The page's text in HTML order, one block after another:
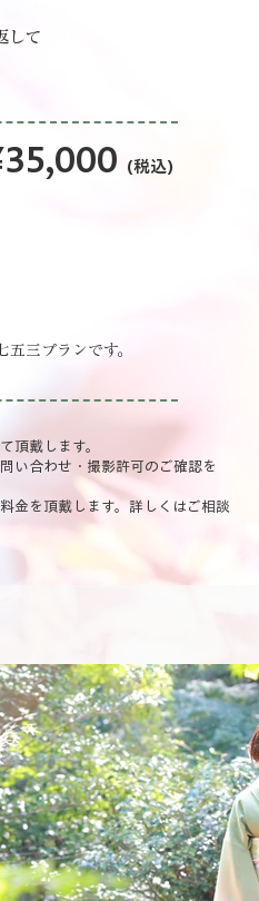
して
(税込)
三プランです。
頂戴します。​
い合わせ・撮影許可のご確認を
金を頂戴します。詳しくはご相談